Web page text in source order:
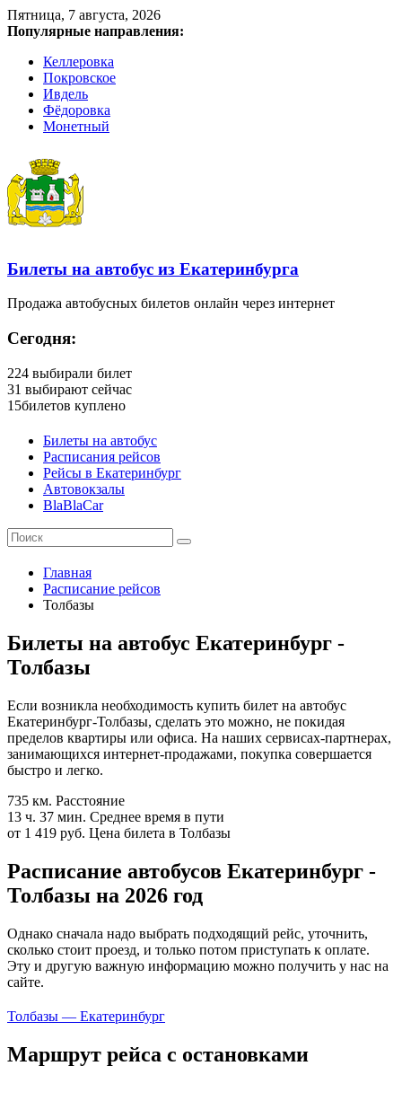
Пятница, 7 августа, 2026
Популярные направления:
Келлеровка
Покровское
Ивдель
Фёдоровка
Монетный
Билеты на автобус из Екатеринбурга
Продажа автобусных билетов онлайн через интернет
Сегодня:
224 выбирали билет
31 выбирают сейчас
15билетов куплено
Билеты на автобус
Расписания рейсов
Рейсы в Екатеринбург
Автовокзалы
BlaBlaCar
Главная
Расписание рейсов
Толбазы
Билеты на автобус Екатеринбург -
Толбазы
Если возникла необходимость купить билет на автобус
Екатеринбург-Толбазы, сделать это можно, не покидая
пределов квартиры или офиса. На наших сервисах-партнерах,
занимающихся интернет-продажами, покупка совершается
быстро и легко.
735 км. Расстояние
13 ч. 37 мин. Среднее время в пути
от 1 419 руб. Цена билета в Толбазы
Расписание автобусов Екатеринбург -
Толбазы на 2026 год
Однако сначала надо выбрать подходящий рейс, уточнить,
сколько стоит проезд, и только потом приступать к оплате.
Эту и другую важную информацию можно получить у нас на
сайте.
Толбазы — Екатеринбург
Маршрут рейса с остановками